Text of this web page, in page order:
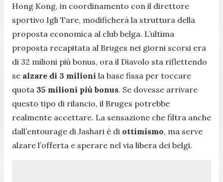
Hong Kong, in coordinamento con il direttore
sportivo Igli Tare, modificherà la struttura della
proposta economica al club belga. L’ultima
proposta recapitata al Bruges nei giorni scorsi era
di 32 milioni più bonus, ora il Diavolo sta riflettendo
se alzare di 3 milioni la base fissa per toccare
quota 35 milioni più bonus. Se dovesse arrivare
questo tipo di rilancio, il Bruges potrebbe
realmente accettare. La sensazione che filtra anche
dall’entourage di Jashari è di ottimismo, ma serve
alzare l’offerta e sperare nel via libera dei belgi.